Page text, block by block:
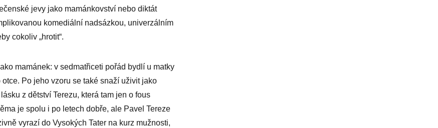
jevy jako mamánkovství nebo diktát
komediální nadsázkou, univerzálním
cokoliv „hrotit“.
mamánek: v sedmatřiceti pořád bydlí u matky
Po jeho vzoru se také snaží uživit jako
z dětství Terezu, která tam jen o fous
je spolu i po letech dobře, ale Pavel Tereze
vyrazí do Vysokých Tater na kurz mužnosti,